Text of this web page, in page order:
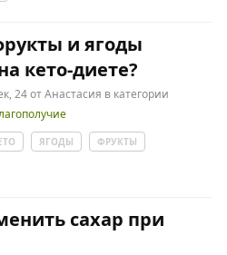
и ягоды
кето-диете?
24 отАнастасия в категории
ЯГОДЫ
ФРУКТЫ
сахар при